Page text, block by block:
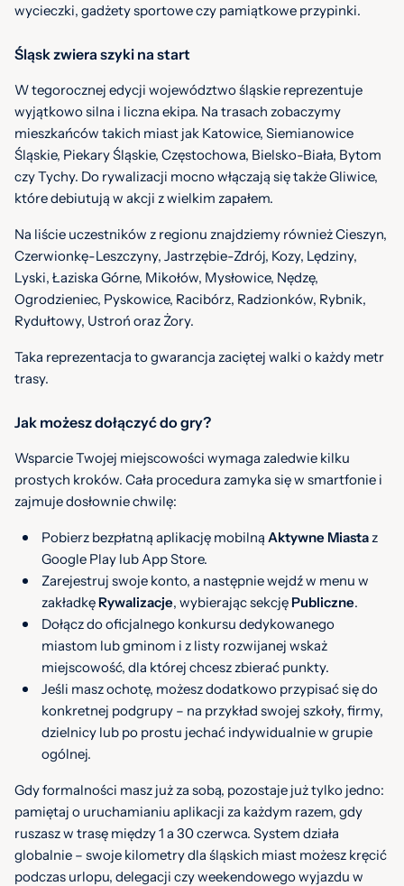
wycieczki, gadżety sportowe czy pamiątkowe przypinki.
Śląsk zwiera szyki na start
W tegorocznej edycji województwo śląskie reprezentuje
wyjątkowo silna i liczna ekipa. Na trasach zobaczymy
mieszkańców takich miast jak Katowice, Siemianowice
Śląskie, Piekary Śląskie, Częstochowa, Bielsko-Biała, Bytom
czy Tychy. Do rywalizacji mocno włączają się także Gliwice,
które debiutują w akcji z wielkim zapałem.
Na liście uczestników z regionu znajdziemy również Cieszyn,
Czerwionkę-Leszczyny, Jastrzębie-Zdrój, Kozy, Lędziny,
Lyski, Łaziska Górne, Mikołów, Mysłowice, Nędzę,
Ogrodzieniec, Pyskowice, Racibórz, Radzionków, Rybnik,
Rydułtowy, Ustroń oraz Żory.
Taka reprezentacja to gwarancja zaciętej walki o każdy metr
trasy.
Jak możesz dołączyć do gry?
Wsparcie Twojej miejscowości wymaga zaledwie kilku
prostych kroków. Cała procedura zamyka się w smartfonie i
zajmuje dosłownie chwilę:
Pobierz bezpłatną aplikację mobilną Aktywne Miasta z
Google Play lub App Store.
Zarejestruj swoje konto, a następnie wejdź w menu w
zakładkęRywalizacje, wybierając sekcję Publiczne.
Dołącz do oficjalnego konkursu dedykowanego
miastom lub gminom i z listy rozwijanej wskaż
miejscowość, dla której chcesz zbierać punkty.
Jeśli masz ochotę, możesz dodatkowo przypisać się do
konkretnej podgrupy – na przykład swojej szkoły, firmy,
dzielnicy lub po prostu jechać indywidualnie w grupie
ogólnej.
Gdy formalności masz już za sobą, pozostaje już tylko jedno:
pamiętaj o uruchamianiu aplikacji za każdym razem, gdy
ruszasz w trasę między 1 a 30 czerwca. System działa
globalnie – swoje kilometry dla śląskich miast możesz kręcić
podczas urlopu, delegacji czy weekendowego wyjazdu w